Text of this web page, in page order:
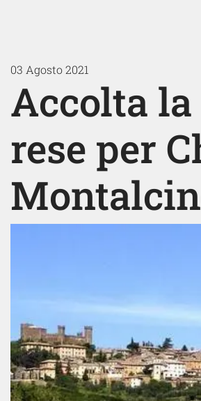
03 Agosto 2021
Accolta
rese per